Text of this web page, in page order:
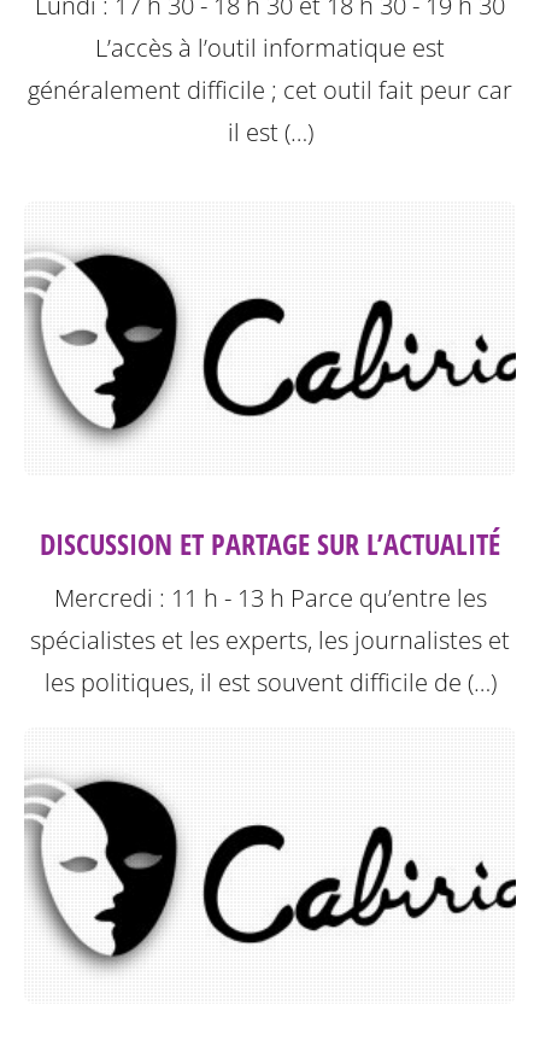
L’accès à l’outil informatique est
généralement difficile ; cet outil fait peur car
il est (…)
DISCUSSION ET PARTAGE SUR L’ACTUALITÉ
Mercredi : 11 h - 13 h Parce qu’entre les
spécialistes et les experts, les journalistes et
les politiques, il est souvent difficile de (…)